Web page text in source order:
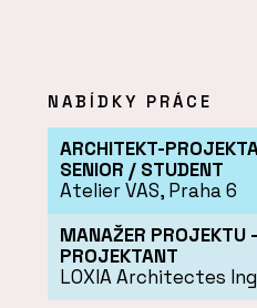
NABÍDKY PRÁCE
ARCHITEKT-
SENIOR / STUDENT
Atelier VAS, Praha 6
MANAŽER PROJEKTU
PROJEKTANT
LOXIA Architectes